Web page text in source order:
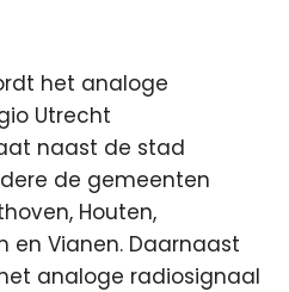
het analoge
Utrecht
naast de stad
de gemeenten
Houten,
en Vianen. Daarnaast
analoge radiosignaal